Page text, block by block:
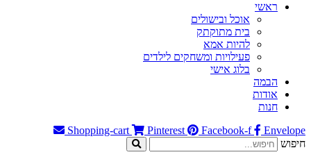
ראשי
אוכל ובישולים
בית מתוקתק
להיות אמא
פעילויות ומשחקים לילדים
בלוג אישי
הבמה
אודות
חנות
Shopping-cart
Pinterest Facebook-f
Envelope
חיפוש